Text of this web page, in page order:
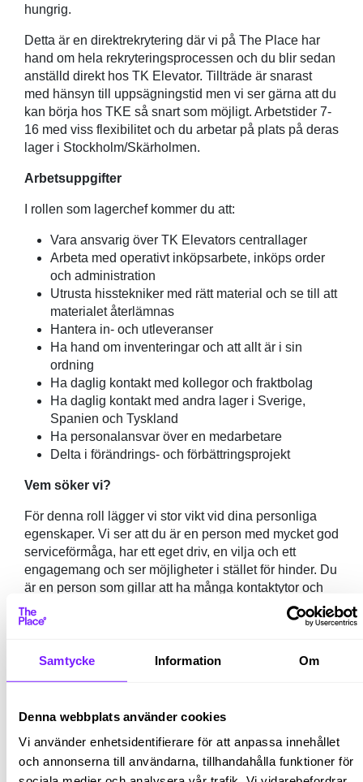
Samtycke Information Om
Denna webbplats använder cookies
Vi använder enhetsidentifierare för att anpassa innehållet
och annonserna till användarna, tillhandahålla funktioner för
hungrig.
Detta är en direktrekrytering där vi på The Place har
hand om hela rekryteringsprocessen och du blir sedan
anställd direkt hos TK Elevator. Tillträde är snarast
med hänsyn till uppsägningstid men vi ser gärna att du
kan börja hos TKE så snart som möjligt. Arbetstider 7-
16 med viss flexibilitet och du arbetar på plats på deras
lager i Stockholm/Skärholmen.
Arbetsuppgifter
I rollen som lagerchef kommer du att:
Vara ansvarig över TK Elevators centrallager
Arbeta med operativt inköpsarbete, inköps order
och administration
Utrusta hisstekniker med rätt material och se till att
materialet återlämnas
Hantera in- och utleveranser
Ha hand om inventeringar och att allt är i sin
ordning
Ha daglig kontakt med kollegor och fraktbolag
Ha daglig kontakt med andra lager i Sverige,
Spanien och Tyskland
Ha personalansvar över en medarbetare
Delta i förändrings- och förbättringsprojekt
Vem söker vi?
För denna roll lägger vi stor vikt vid dina personliga
egenskaper. Vi ser att du är en person med mycket god
serviceförmåga, har ett eget driv, en vilja och ett
engagemang och ser möjligheter i stället för hinder. Du
är en person som gillar att ha många kontaktytor och
att vara spindeln i nätet. Du är lösningsfokuserad och
är inte rädd för att kavla upp ärmarna. Du kan arbeta
strukturerad. Vidare är du en social och glad person
som är prestigelös, samarbetsvillig och bidrar till en
Kvalifikationer
För att lyckas och göra succé i rollen som lagerchef
hos TK Elevator tror vi att du har: